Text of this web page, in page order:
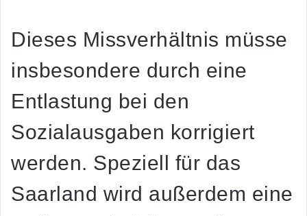
Dieses Missverhältnis müsse
insbesondere durch eine
Entlastung bei den
Sozialausgaben korrigiert
werden. Speziell für das
Saarland wird außerdem eine